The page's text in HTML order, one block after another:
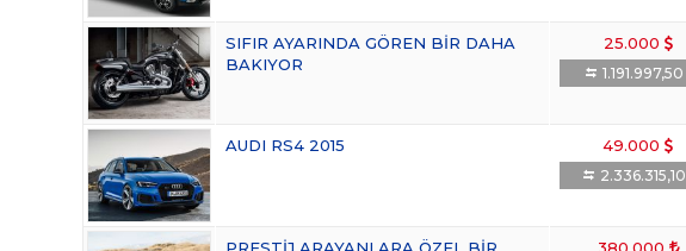
SIFIR AYARINDA GÖREN BİR DAHA
BAKIYOR
25.000
1.191.997,50
AUDI RS4 2015 49.000
2.336.315,10